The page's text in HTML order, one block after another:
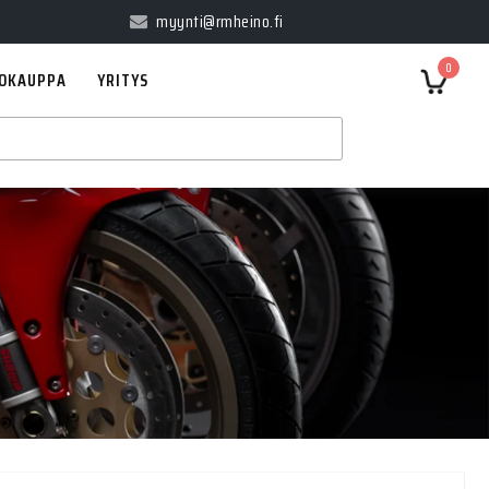
myynti@rmheino.fi
0
YRITYS